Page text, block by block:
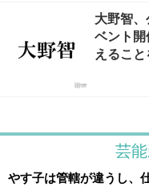
大野智
ベント
えるこ